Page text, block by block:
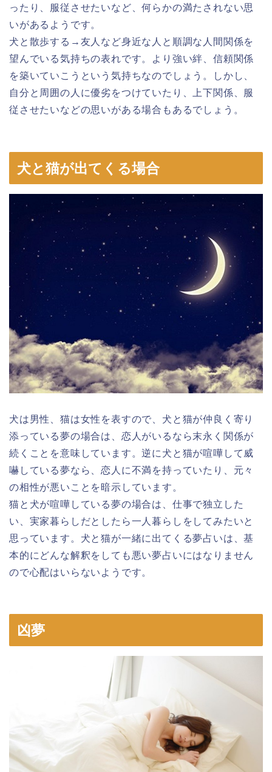
ったり、服従させたいなど、何らかの満たされない思
いがあるようです。
犬と散歩する→友人など身近な人と順調な人間関係を
望んでいる気持ちの表れです。より強い絆、信頼関係
を築いていこうという気持ちなのでしょう。しかし、
自分と周囲の人に優劣をつけていたり、上下関係、服
従させたいなどの思いがある場合もあるでしょう。
犬と猫が出てくる場合
犬は男性、猫は女性を表すので、犬と猫が仲良く寄り
添っている夢の場合は、恋人がいるなら末永く関係が
続くことを意味しています。逆に犬と猫が喧嘩して威
嚇している夢なら、恋人に不満を持っていたり、元々
の相性が悪いことを暗示しています。
猫と犬が喧嘩している夢の場合は、仕事で独立した
い、実家暮らしだとしたら一人暮らしをしてみたいと
思っています。犬と猫が一緒に出てくる夢占いは、基
本的にどんな解釈をしても悪い夢占いにはなりません
ので心配はいらないようです。
凶夢